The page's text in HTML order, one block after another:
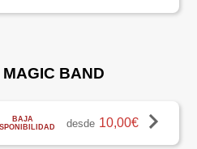
BAND
BAJA
desde 10,00€